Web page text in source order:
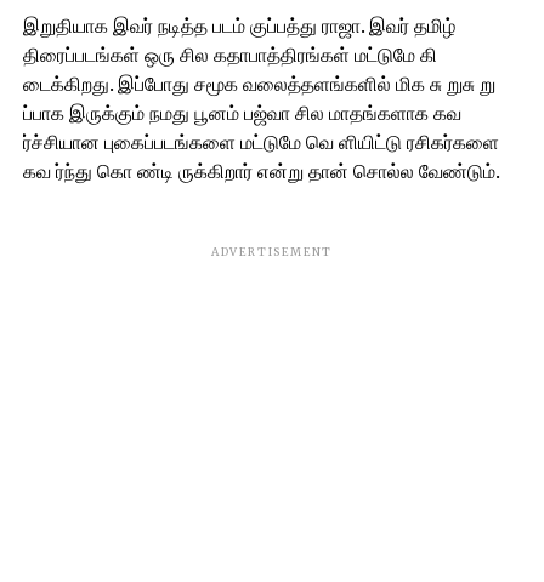
இறுதியாக இவர் நடித்த படம் குப்பத்து ராஜா. இவர் தமிழ்
திரைப்படங்கள் ஒரு சில கதாபாத்திரங்கள் மட்டுமே கி
டைக்கிறது. இப்போது சமூக வலைத்தளங்களில் மிக சு றுசு று
ப்பாக இருக்கும் நமது பூனம் பஜ்வா சில மாதங்களாக கவ
ர்ச்சியான புகைப்படங்களை மட்டுமே வெ ளியிட்டு ரசிகர்களை
கவ ர்ந்து கொ ண்டி ருக்கிறார் என்று தான் சொல்ல வேண்டும்.
ADVERTISEMENT